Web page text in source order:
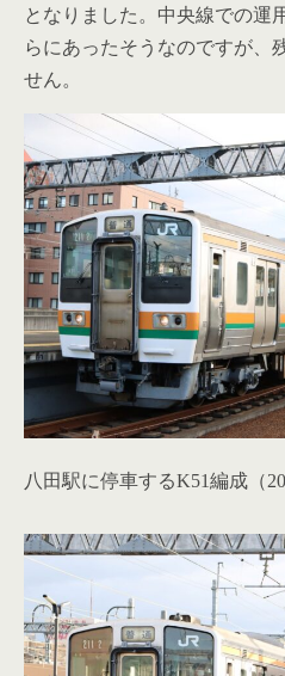
となりました。中央線での運
らにあったそうなのですが、
せん。
八田駅に停車するK51編成（